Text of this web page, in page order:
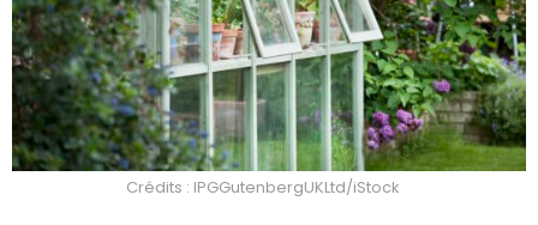
Crédits : IPGGutenbergUKLtd/iStock